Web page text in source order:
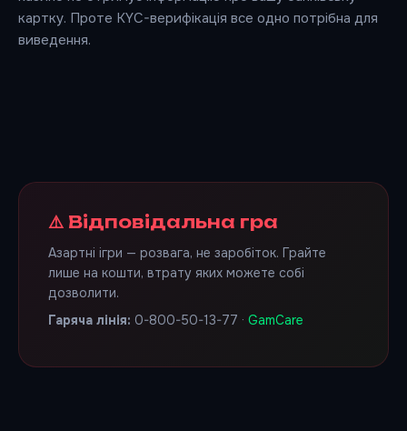
картку. Проте KYC-верифікація все одно потрібна для
виведення.
⚠️ Відповідальна гра
Азартні ігри — розвага, не заробіток. Грайте
лише на кошти, втрату яких можете собі
дозволити.
Гаряча лінія: 0-800-50-13-77 · GamCare